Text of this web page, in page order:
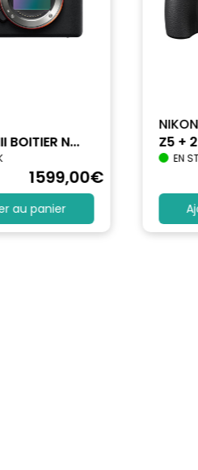
BOITIER N...
1599,00€
au panier
NIKON
Z5 +
EN